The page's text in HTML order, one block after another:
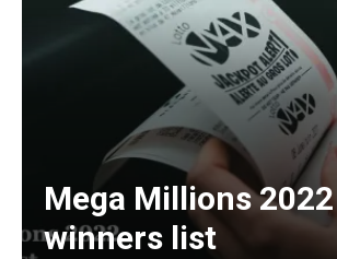
Mega Millions 2022
winners list